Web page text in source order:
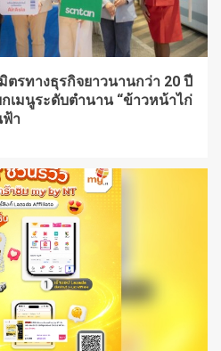
ตรทางธุรกิจยาวนานกว่า 20 ปี
เมนูระดับตำนาน “ข้าวหน้าไก่
า